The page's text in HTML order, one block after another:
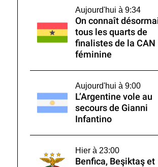
Aujourd'hui à 9:34
On connaît
tous les quarts de
finalistes de la CAN
féminine
Aujourd'hui à 9:00
L’Argentine vole au
secours de Gianni
Infantino
Hier à 23:00
Benfica, Beşiktaş et